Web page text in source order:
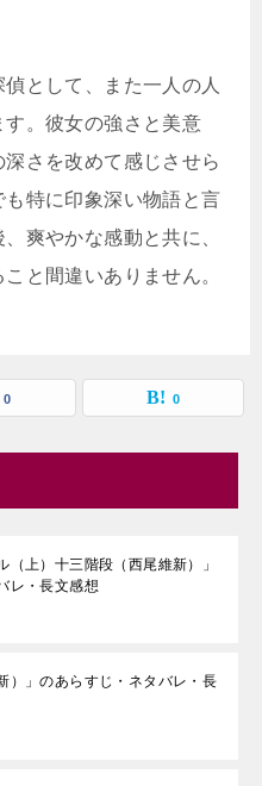
として、また一人の人
。彼女の強さと美意
さを改めて感じさせら
特に印象深い物語と言
爽やかな感動と共に、
と間違いありません。
0 0
（上）十三階段（西尾維新）」
レ・長文感想
）」のあらすじ・ネタバレ・長